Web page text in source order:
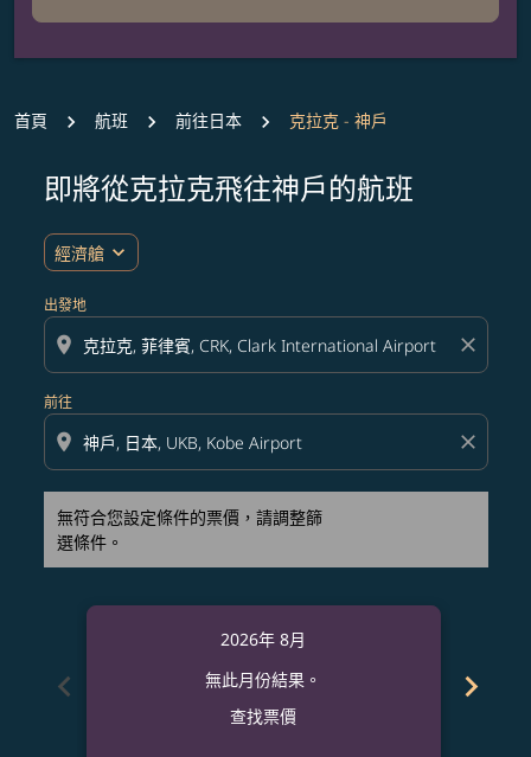
首頁 航班 前往日本 克拉克 - 神戶
即將從克拉克飛往神戶的航班
經濟艙 expand_more
出發地
location_on close
前往
location_on close
無符合您設定條件的票價，請調整篩
選條件。
無符合您設定條件的票價，請調整篩選條件。
chevron_left
2026年 8月
無此月份結果。
查找票價
chevron_right